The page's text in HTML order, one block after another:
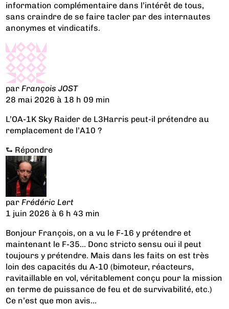
information complémentaire dans l’intérêt de tous,
sans craindre de se faire tacler par des internautes
anonymes et vindicatifs.
parFrançois JOST
28 mai 2026 à 18 h 09 min
L’OA-1K Sky Raider de L3Harris peut-il prétendre au
remplacement de l’A10 ?
⮑ Répondre
parFrédéric Lert
1 juin 2026 à 6 h 43 min
Bonjour François, on a vu le F-16 y prétendre et
maintenant le F-35… Donc stricto sensu oui il peut
toujours y prétendre. Mais dans les faits on est très
loin des capacités du A-10 (bimoteur, réacteurs,
ravitaillable en vol, véritablement conçu pour la mission
en terme de puissance de feu et de survivabilité, etc.)
Ce n’est que mon avis…